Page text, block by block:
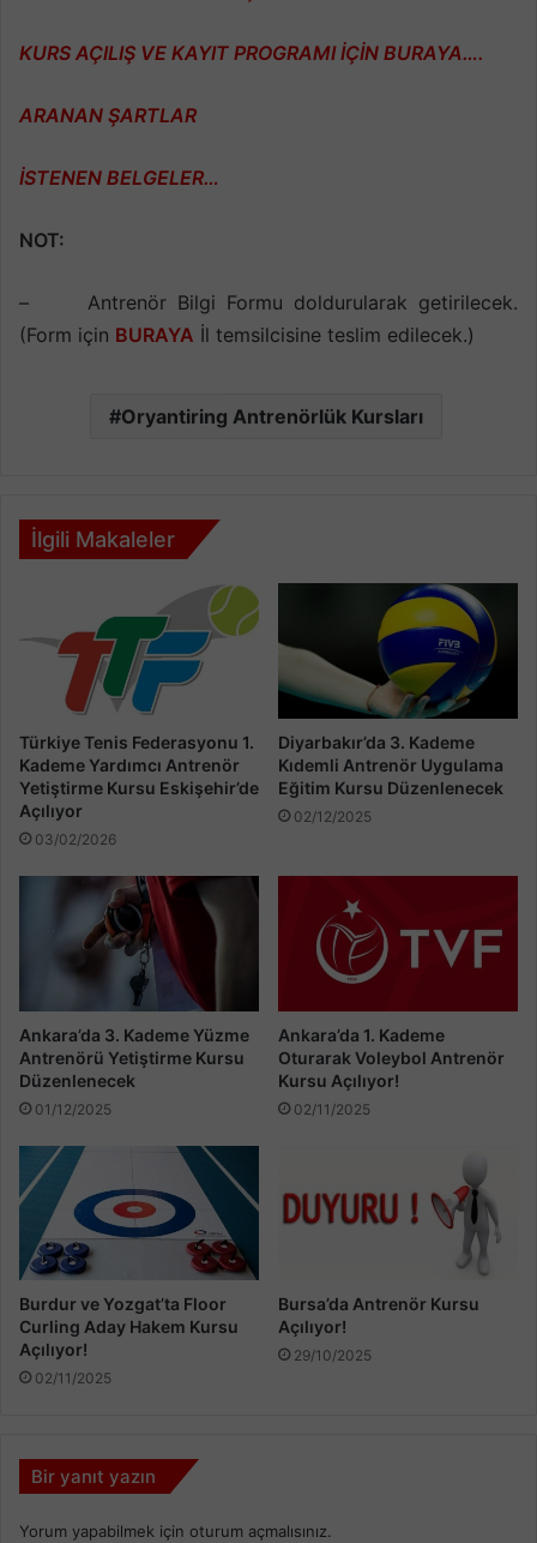
KURS AÇILIŞ VE KAYIT PROGRAMI İÇİN BURAYA….
ARANAN ŞARTLAR
İSTENEN BELGELER…
NOT:
–
Antrenör Bilgi Formu doldurularak getirilecek.
(Form için BURAYA İl temsilcisine teslim edilecek.)
Oryantiring Antrenörlük Kursları
İlgili Makaleler
Türkiye Tenis Federasyonu 1.
Kademe Yardımcı Antrenör
Yetiştirme Kursu Eskişehir’de
Açılıyor
03/02/2026
Diyarbakır’da 3. Kademe
Kıdemli Antrenör Uygulama
Eğitim Kursu Düzenlenecek
02/12/2025
Ankara’da 3. Kademe Yüzme
Antrenörü Yetiştirme Kursu
Düzenlenecek
01/12/2025
Ankara’da 1. Kademe
Oturarak Voleybol Antrenör
Kursu Açılıyor!
02/11/2025
Burdur ve Yozgat’ta Floor
Curling Aday Hakem Kursu
Açılıyor!
02/11/2025
Bursa’da Antrenör Kursu
Açılıyor!
29/10/2025
Bir yanıt yazın
Yorum yapabilmek için oturum açmalısınız.